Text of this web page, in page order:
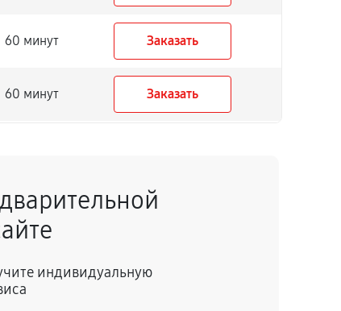
60 минут Заказать
60 минут Заказать
60 минут Заказать
индивидуальную